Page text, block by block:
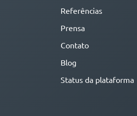
Referências
Prensa
Contato
Blog
Status da plataforma